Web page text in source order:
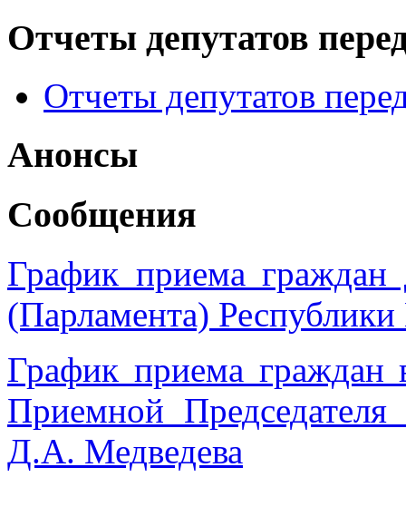
Отчеты депутатов
Отчеты депутатов
Анонсы
Сообщения
График приема граждан
(Парламента)
График приема граждан
Приемной
Д.А. Медведева